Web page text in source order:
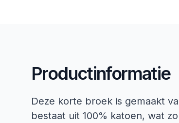
Productinformatie
Deze korte broek is gemaakt
bestaat uit 100% katoen, wat